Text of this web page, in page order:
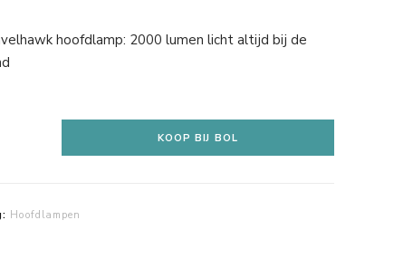
hoofdlamp: 2000 lumen licht altijd bij de
KOOP BIJ BOL
Hoofdlampen